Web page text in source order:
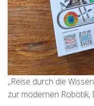
„Reise durch die
zur modernen Robotik,